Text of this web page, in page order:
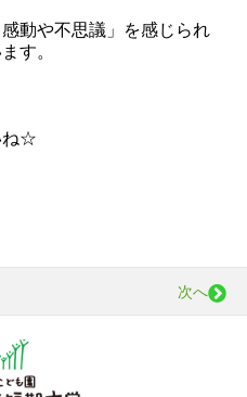
動や不思議」を感じられ
す。
ね☆
次へ